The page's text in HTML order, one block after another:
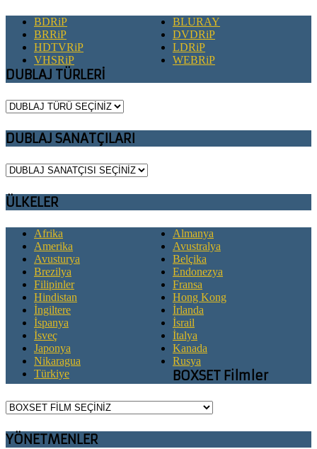
BDRiP
BLURAY
BRRiP
DVDRiP
HDTVRiP
LDRiP
VHSRiP
WEBRiP
DUBLAJ TÜRLERİ
DUBLAJ SANATÇILARI
ÜLKELER
Afrika
Almanya
Amerika
Avustralya
Avusturya
Belçika
Brezilya
Endonezya
Filipinler
Fransa
Hindistan
Hong Kong
İngiltere
İrlanda
İspanya
İsrail
İsveç
İtalya
Japonya
Kanada
Nikaragua
Rusya
Türkiye
BOXSET Filmler
YÖNETMENLER